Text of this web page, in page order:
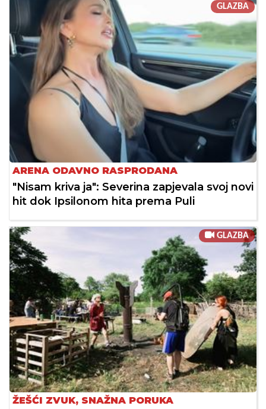
GLAZBA
ARENA ODAVNO RASPRODANA
"Nisam kriva ja": Severina zapjevala svoj novi
hit dok Ipsilonom hita prema Puli
GLAZBA
ŽEŠĆI ZVUK, SNAŽNA PORUKA